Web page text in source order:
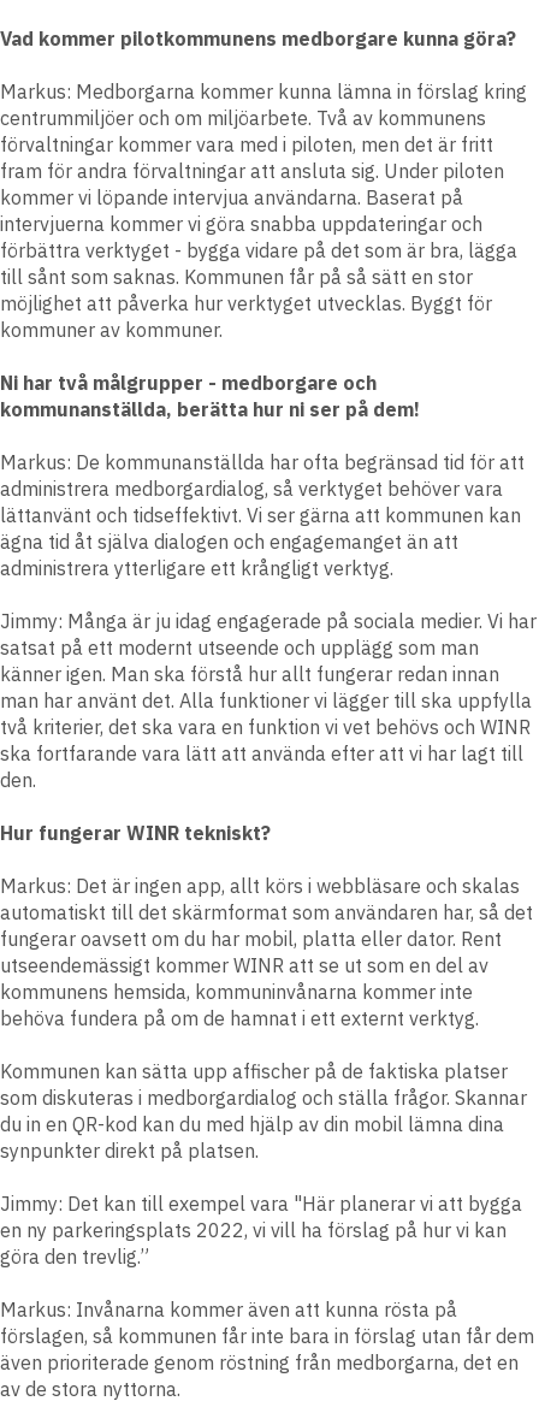
Vad kommer pilotkommunens medborgare kunna göra?
Markus: Medborgarna kommer kunna lämna in förslag kring
centrummiljöer och om miljöarbete. Två av kommunens
förvaltningar kommer vara med i piloten, men det är fritt
fram för andra förvaltningar att ansluta sig. Under piloten
kommer vi löpande intervjua användarna. Baserat på
intervjuerna kommer vi göra snabba uppdateringar och
förbättra verktyget - bygga vidare på det som är bra, lägga
till sånt som saknas. Kommunen får på så sätt en stor
möjlighet att påverka hur verktyget utvecklas. Byggt för
kommuner av kommuner.
Ni har två målgrupper - medborgare och
kommunanställda, berätta hur ni ser på dem!
Markus: De kommunanställda har ofta begränsad tid för att
administrera medborgardialog, så verktyget behöver vara
lättanvänt och tidseffektivt. Vi ser gärna att kommunen kan
ägna tid åt själva dialogen och engagemanget än att
administrera ytterligare ett krångligt verktyg.
Jimmy: Många är ju idag engagerade på sociala medier. Vi har
satsat på ett modernt utseende och upplägg som man
känner igen. Man ska förstå hur allt fungerar redan innan
man har använt det. Alla funktioner vi lägger till ska uppfylla
två kriterier, det ska vara en funktion vi vet behövs och WINR
ska fortfarande vara lätt att använda efter att vi har lagt till
den.
Hur fungerar WINR tekniskt?
Markus: Det är ingen app, allt körs i webbläsare och skalas
automatiskt till det skärmformat som användaren har, så det
fungerar oavsett om du har mobil, platta eller dator. Rent
utseendemässigt kommer WINR att se ut som en del av
kommunens hemsida, kommuninvånarna kommer inte
behöva fundera på om de hamnat i ett externt verktyg.
Kommunen kan sätta upp affischer på de faktiska platser
som diskuteras i medborgardialog och ställa frågor. Skannar
du in en QR-kod kan du med hjälp av din mobil lämna dina
synpunkter direkt på platsen.
Jimmy: Det kan till exempel vara "Här planerar vi att bygga
en ny parkeringsplats 2022, vi vill ha förslag på hur vi kan
göra den trevlig.”
Markus: Invånarna kommer även att kunna rösta på
förslagen, så kommunen får inte bara in förslag utan får dem
även prioriterade genom röstning från medborgarna, det en
av de stora nyttorna.